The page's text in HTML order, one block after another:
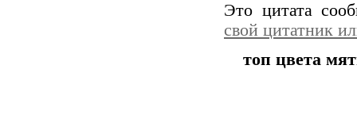
Это цитата
свой цитатник
топ цвета